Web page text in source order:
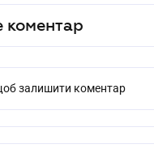
коментар
залишити коментар